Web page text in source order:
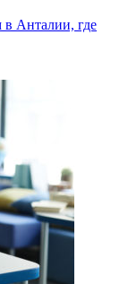
в Анталии, где